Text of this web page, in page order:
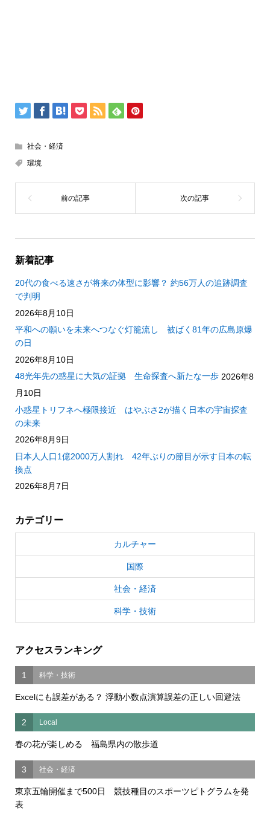
社会・経済
環境
新着記事
20代の食べる速さが将来の体型に影響？ 約56万人の追跡調査
で判明
2026年8月10日
平和への願いを未来へつなぐ灯籠流し 被ばく81年の広島原爆
の日
2026年8月10日
48光年先の惑星に大気の証拠 生命探査へ新たな一歩 2026年8
月10日
小惑星トリフネへ極限接近 はやぶさ2が描く日本の宇宙探査
の未来
2026年8月9日
日本人人口1億2000万人割れ 42年ぶりの節目が示す日本の転
換点
2026年8月7日
カテゴリー
カルチャー
国際
社会・経済
科学・技術
アクセスランキング
1 科学・技術
Excelにも誤差がある？ 浮動小数点演算誤差の正しい回避法
2 Local
春の花が楽しめる 福島県内の散歩道
3 社会・経済
東京五輪開催まで500日 競技種目のスポーツピトグラムを発
表